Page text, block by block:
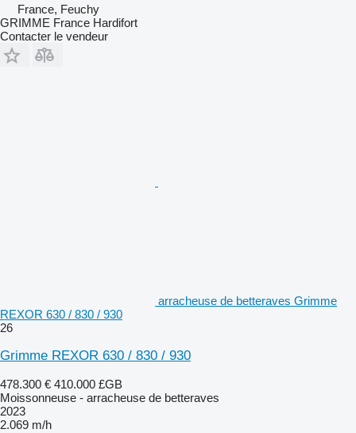
France, Feuchy
GRIMME France Hardifort
Contacter le vendeur
arracheuse de betteraves Grimme
REXOR 630 / 830 / 930
26
Grimme REXOR 630 / 830 / 930
478.300 € 410.000 £GB
Moissonneuse - arracheuse de betteraves
2023
2.069 m/h